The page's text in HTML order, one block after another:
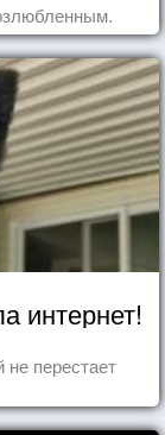
интернет!
перестает